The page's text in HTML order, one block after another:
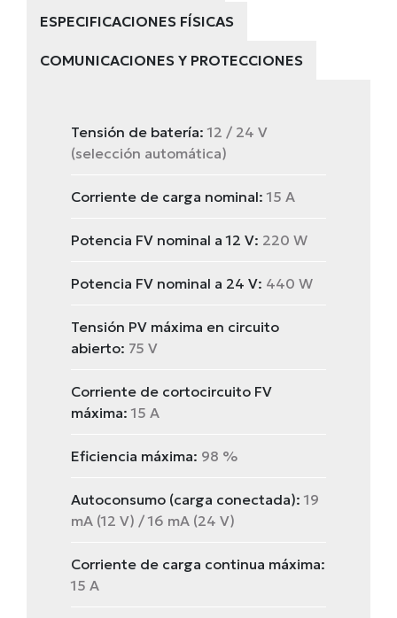
ESPECIFICACIONES FÍSICAS
COMUNICACIONES Y PROTECCIONES
Tensión de batería: 12 / 24 V
(selección automática)
Corriente de carga nominal: 15 A
Potencia FV nominal a 12 V: 220 W
Potencia FV nominal a 24 V: 440 W
Tensión PV máxima en circuito
abierto: 75 V
Corriente de cortocircuito FV
máxima: 15 A
Eficiencia máxima: 98 %
Autoconsumo (carga conectada): 19
mA (12 V) / 16 mA (24 V)
Corriente de carga continua máxima:
15 A